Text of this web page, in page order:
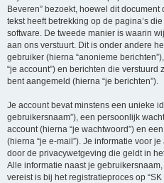
Beveren” bezoekt, hoewel dit
tekst heeft betrekking op de pagina’s
software. De tweede manier is waarin
aan ons verstuurt. Dit is onder andere
gebruiker (hierna “anonieme
“je account”) en berichten die
bent aangemeld (hierna “je berichten”).
Je account bevat minstens een unieke
gebruikersnaam”), een persoonlijk
account (hierna “je wachtwoord”) en
(hierna “je e-mail”). Je informatie voor
door de privacywetgeving die geldt in
Alle informatie naast je
vereist is bij het registratieproces op